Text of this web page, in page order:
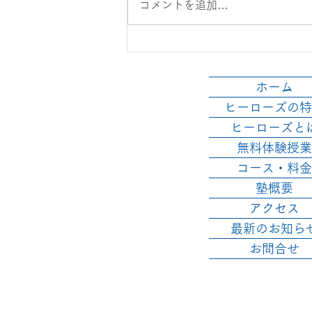
後半スタート！
コメントを追加…
ホーム
ヒーローズの
ヒーローズと
無料体験授業
コース・料金
塾概要
アクセス
最新のお知ら
お問合せ